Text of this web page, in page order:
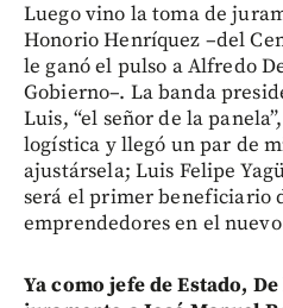
Luego vino la toma de
Honorio Henríquez –del
le ganó el pulso a Alfredo
Gobierno–. La banda
Luis, “el señor de la
logística y llegó un par de
ajustársela; Luis Felipe
será el primer beneficiario
emprendedores en el
Ya como jefe de Estado,